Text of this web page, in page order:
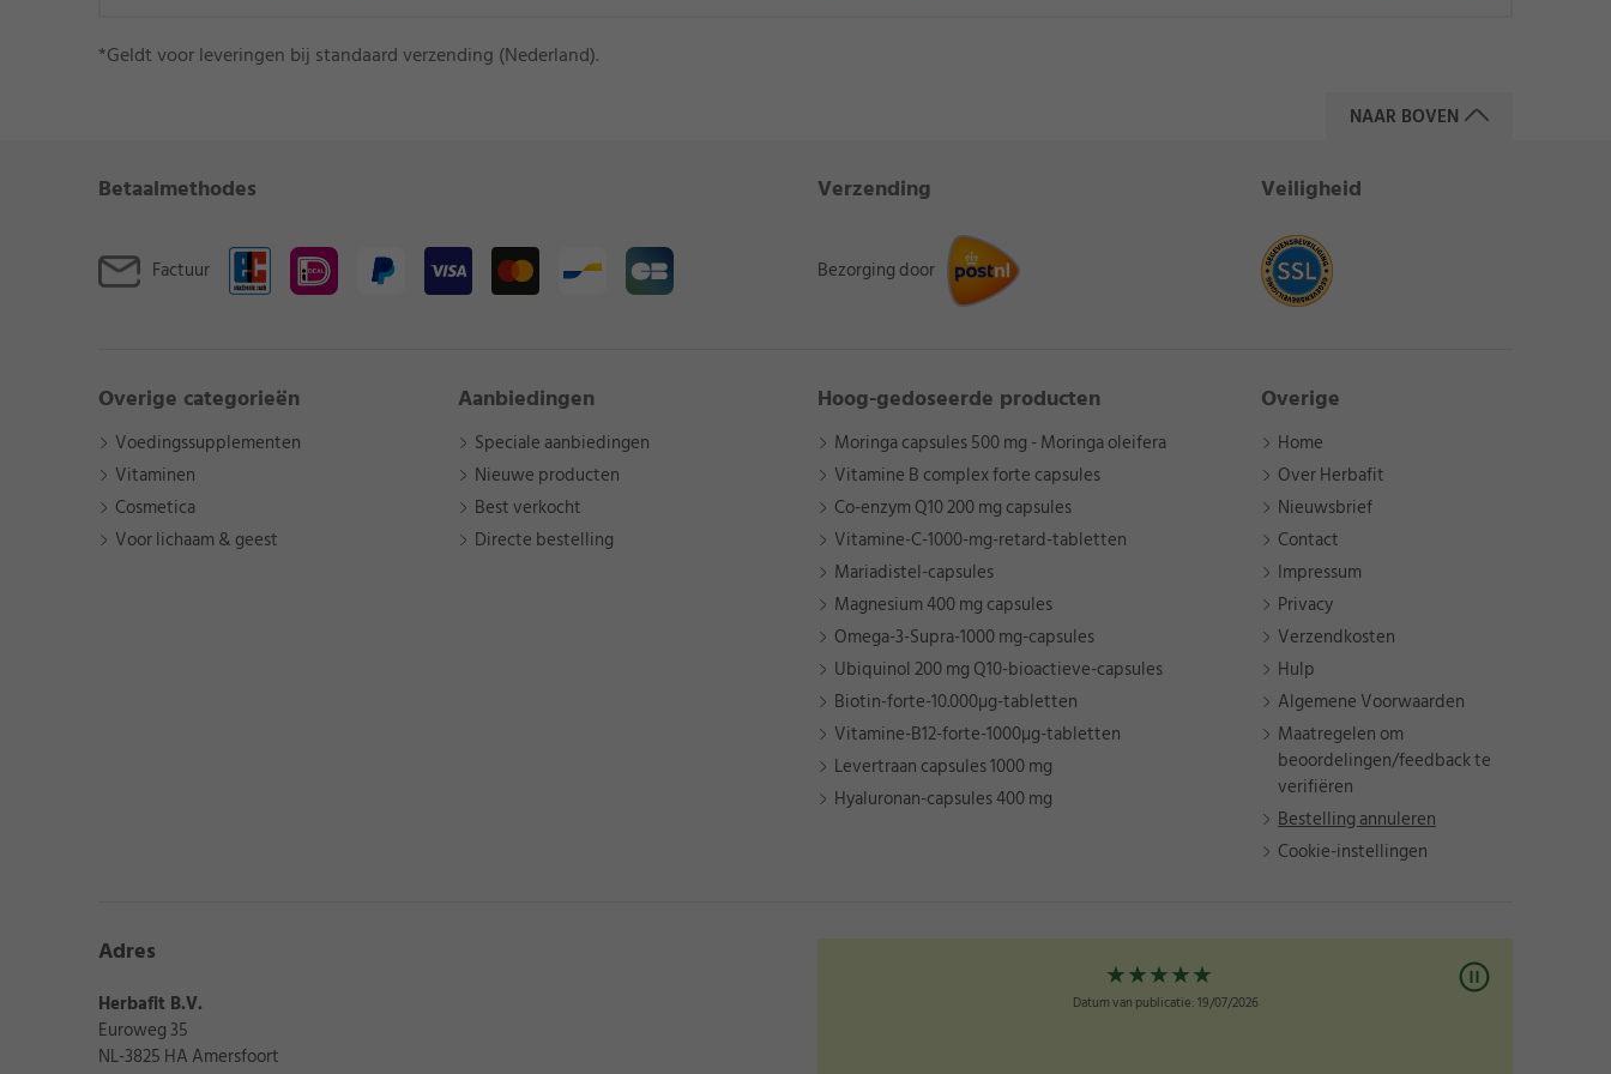
*Geldt voor leveringen bij standaard verzending (Nederland).
NAAR BOVEN
Betaalmethodes
Factuur
Verzending
Bezorging door
Veiligheid
Overige categorieën
Voedingssupplementen
Vitaminen
Cosmetica
Voor lichaam & geest
Aanbiedingen
Speciale aanbiedingen
Nieuwe producten
Best verkocht
Directe bestelling
Hoog-gedoseerde producten
Moringa capsules 500 mg - Moringa oleifera
Vitamine B complex forte capsules
Co-enzym Q10 200 mg capsules
Vitamine-C-1000-mg-retard-tabletten
Mariadistel-capsules
Magnesium 400 mg capsules
Omega-3-Supra-1000 mg-capsules
Ubiquinol 200 mg Q10-bioactieve-capsules
Biotin-forte-10.000µg-tabletten
Vitamine-B12-forte-1000µg-tabletten
Levertraan capsules 1000 mg
Hyaluronan-capsules 400 mg
Overige
Home
Over Herbafit
Nieuwsbrief
Contact
Impressum
Privacy
Verzendkosten
Hulp
Algemene Voorwaarden
Maatregelen om
beoordelingen/feedback te
verifiëren
Bestelling annuleren
Cookie-instellingen
Adres
Herbafit B.V.
Euroweg 35
NL-3825 HA Amersfoort
★★★★★
Datum van publicatie: 10/07/2026